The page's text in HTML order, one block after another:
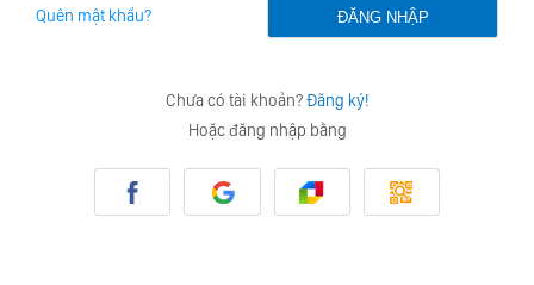
Quên mật khẩu?
Chưa có tài khoản?Đăng ký!
Hoặc đăng nhập bằng